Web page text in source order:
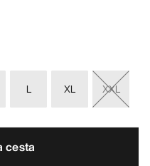
L XL
XXL
cesta